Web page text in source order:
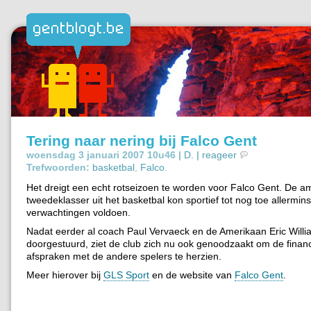
Tering naar nering bij Falco Gent
woensdag 3 januari 2007 10u46 | D. | reageer
Trefwoorden: basketbal Falco
Het dreigt een echt rotseizoen te worden voor Falco Gent. De
tweedeklasser uit het basketbal kon sportief tot nog toe
verwachtingen voldoen.
Nadat eerder al coach Paul Vervaeck en de Amerikaan Eric
doorgestuurd, ziet de club zich nu ook genoodzaakt om de
afspraken met de andere spelers te herzien.
Meer hierover bij GLS Sport en de website van Falco Gent